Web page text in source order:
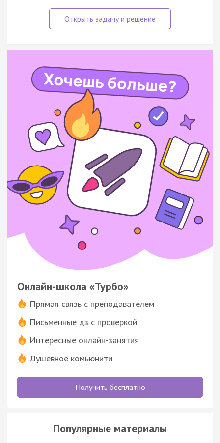
Онлайн-школа «Турбо»
Прямая связь с преподавателем
Письменные дз с проверкой
Интересные онлайн-занятия
Душевное комьюнити
Получить бесплатно
Популярные материалы